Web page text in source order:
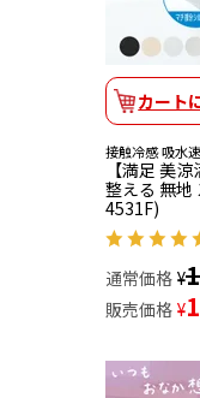
カート
接触冷感 吸水
【満足 美
整える 無地
4531F)
通常価格 ¥
販売価格 ¥